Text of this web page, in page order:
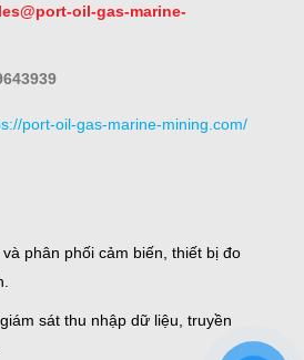
oil-gas-marine-
port-oil-gas-marine-mining.com/
phân phối cảm biến, thiết bị đo
sát thu nhập dữ liệu, truyền